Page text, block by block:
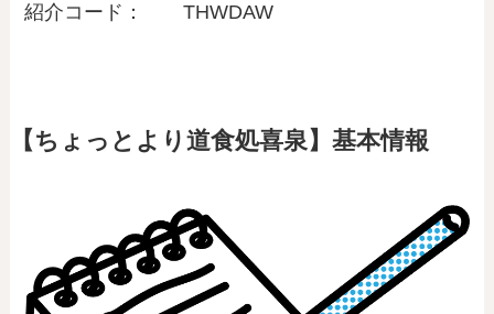
紹介コード： THWDAW
【ちょっとより道食処喜泉】基本情報